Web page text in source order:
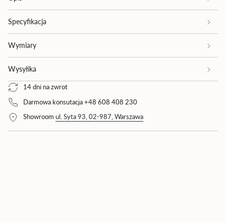
produktu
{{
product
{{
quantity
}}",
"minimum_of"=>"Minimum
{{
quantity
}}",
Specyfikacja
Wymiary
Wysyłika
14 dni na zwrot
Darmowa konsutacja +48 608 408 230
Showroom ul. Syta 93, 02-987, Warszawa